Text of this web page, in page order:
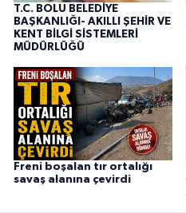
T.C. BOLU BELEDİYE
BAŞKANLIĞI- AKILLI ŞEHİR VE
KENT BİLGİ SİSTEMLERİ
MÜDÜRLÜĞÜ
Freni boşalan tır ortalığı
savaş alanına çevirdi